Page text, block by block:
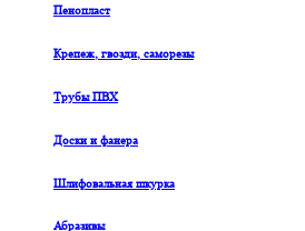
Пенопласт
Крепеж, гвозди, саморезы
Трубы ПВХ
Доски и фанера
Шлифовальная шкурка
Абразивы